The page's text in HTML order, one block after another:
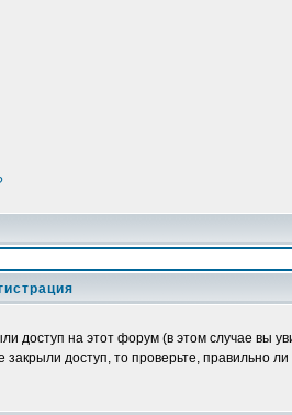
на этот форум (в этом случае вы
доступ, то проверьте, правильно